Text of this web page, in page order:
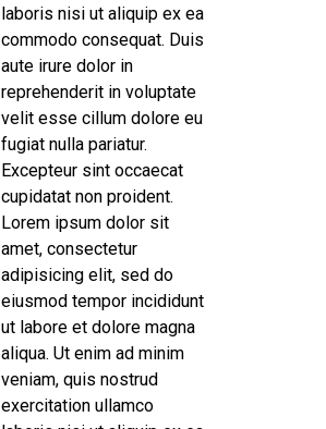
laboris nisi ut aliquip ex ea
commodo consequat. Duis
aute irure dolor in
reprehenderit in voluptate
velit esse cillum dolore eu
fugiat nulla pariatur.
Excepteur sint occaecat
cupidatat non proident.
Lorem ipsum dolor sit
amet, consectetur
adipisicing elit, sed do
eiusmod tempor incididunt
ut labore et dolore magna
aliqua. Ut enim ad minim
veniam, quis nostrud
exercitation ullamco